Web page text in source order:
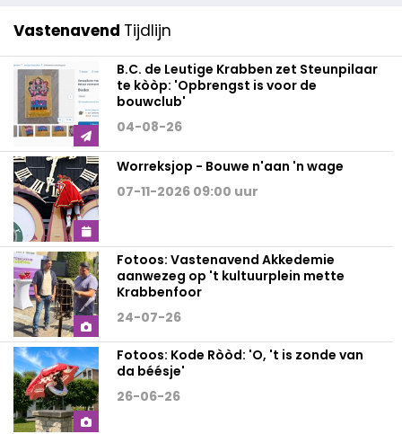
Vastenavend Tijdlijn
B.C. de Leutige Krabben zet Steunpilaar
te kòòp: 'Opbrengst is voor de
bouwclub'
04-08-26
Worreksjop - Bouwe n'aan 'n wage
07-11-2026 09:00 uur
Fotoos: Vastenavend Akkedemie
aanwezeg op 't kultuurplein mette
Krabbenfoor
24-07-26
Fotoos: Kode Ròòd: 'O, 't is zonde van
da béésje'
26-06-26